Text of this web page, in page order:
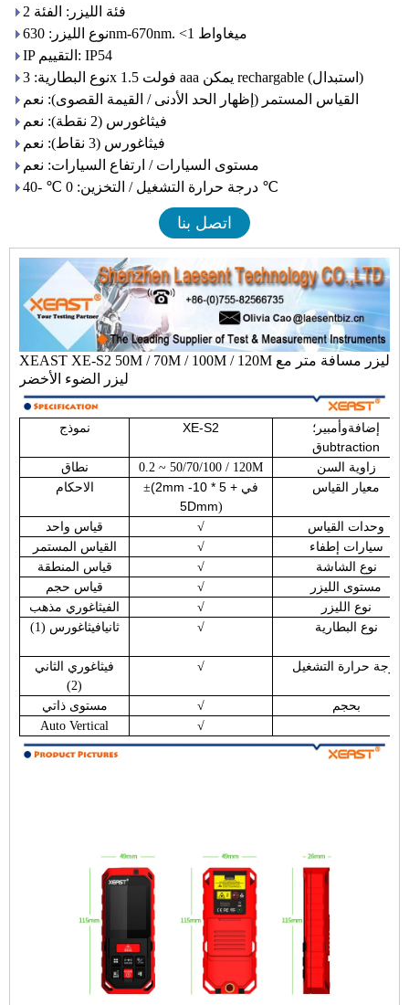
فئة الليزر: الفئة 2
نوع الليزر: 630nm-670nm. <1 ميغاواط
IP التقييم: IP54
نوع البطارية: 3x 1.5 فولت aaa يمكن rechargable (استبدال)
القياس المستمر (إظهار الحد الأدنى / القيمة القصوى): نعم
فيثاغورس (2 نقطة): نعم
فيثاغورس (3 نقاط): نعم
مستوى السيارات / ارتفاع السيارات: نعم
درجة حرارة التشغيل / التخزين: 0 ℃ -40 ℃
اتصل بنا
XEAST XE-S2 50M / 70M / 100M / 120M ليزر مسافة متر مع
ليزر الضوء الأخضر
نموذج XE-S2 إضافةوأمبير؛
قubtraction
نطاق 0.2 ~ 50/70/100 / 120M
زاوية السن
الاحكام
±(2mm في + 5 * 10-
5Dmm)
معيار القياس
قياس واحد √
وحدات القياس
القياس المستمر
√
سيارات إطفاء
قياس المنطقة
√
نوع الشاشة
قياس حجم
√
مستوى الليزر
الفيثاغوري مذهب
√
نوع الليزر
ثانيافيثاغورس (1) √ نوع البطارية
فيثاغوري الثاني
(2)
√ درجة حرارة التشغيل
مستوى ذاتي √
بحجم
Auto Vertical
√